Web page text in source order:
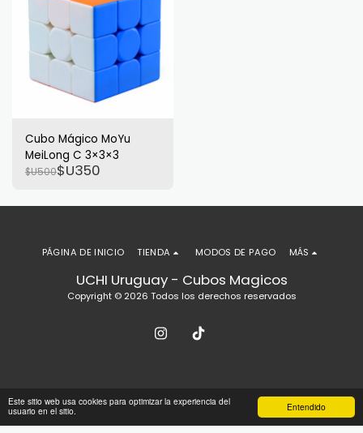
Entendido
Este sitio web usa cookies para optimizar la experiencia del
usuario en el sitio.
Cubo Mágico MoYu
MeiLong C 3×3×3
$U500$U350
UCHI Uruguay - Cubos Magicos
Copyright © 2026 Todos los derechos reservados
PÁGINA DE INICIO TIENDA MODOS DE PAGO MÁS